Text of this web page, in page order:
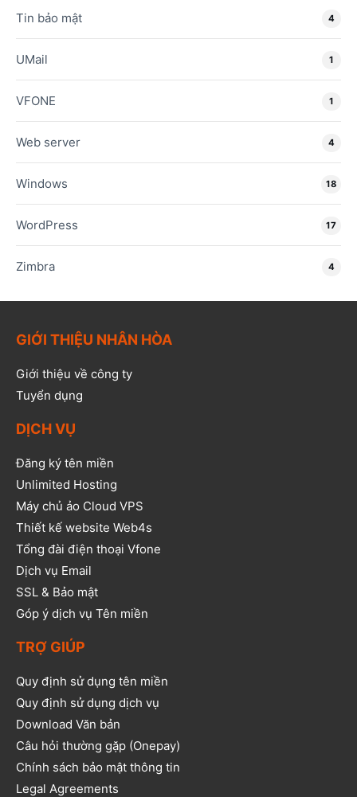
Tin bảo mật 4
UMail 1
VFONE 1
Web server 4
Windows 18
WordPress 17
Zimbra 4
GIỚI THIỆU NHÂN HÒA
Giới thiệu về công ty
Tuyển dụng
DỊCH VỤ
Đăng ký tên miền
Unlimited Hosting
Máy chủ ảo Cloud VPS
Thiết kế website Web4s
Tổng đài điện thoại Vfone
Dịch vụ Email
SSL & Bảo mật
Góp ý dịch vụ Tên miền
TRỢ GIÚP
Quy định sử dụng tên miền
Quy định sử dụng dịch vụ
Download Văn bản
Câu hỏi thường gặp (Onepay)
Chính sách bảo mật thông tin
Legal Agreements